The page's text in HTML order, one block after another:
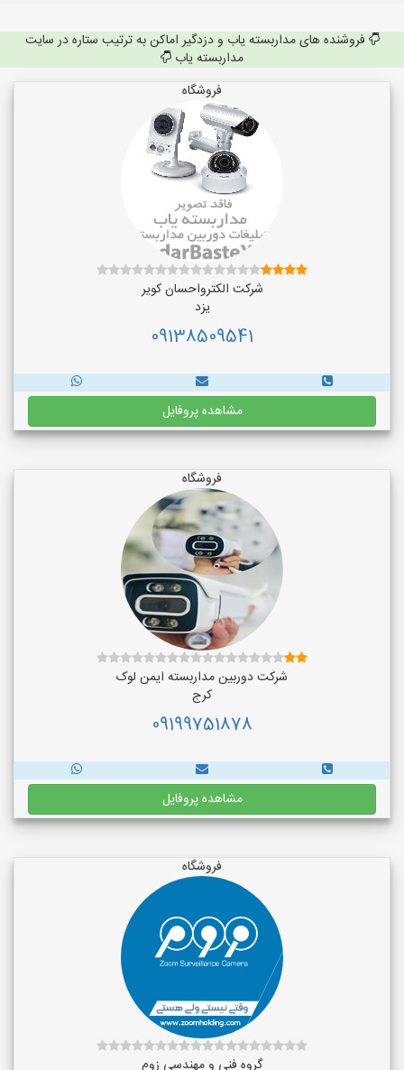
فروشنده های مداربسته یاب و دزدگیر اماکن به ترتیب ستاره در سایت
مداربسته یاب
فروشگاه
شرکت الکترواحسان کویر
یزد
09138509541
مشاهده پروفایل
فروشگاه
شرکت دوربین مداربسته ایمن لوک
کرج
09199751878
مشاهده پروفایل
فروشگاه
گروه فنی و مهندسی زوم